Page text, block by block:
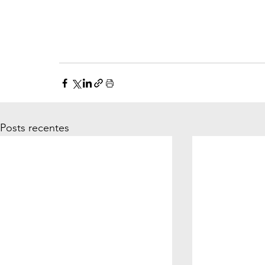
Posts recentes